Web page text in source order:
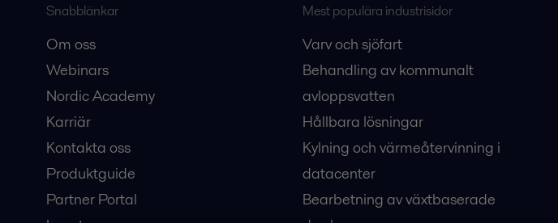
Snabblänkar
Om oss
Webinars
Nordic Academy
Karriär
Kontakta oss
Produktguide
Partner Portal
Mest populära industrisidor
Varv och sjöfart
Behandling av kommunalt
avloppsvatten
Hållbara lösningar
Kylning och värmeåtervinning i
datacenter
Bearbetning av växtbaserade